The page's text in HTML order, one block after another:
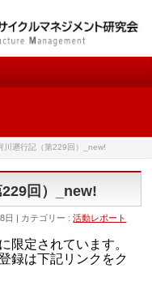
川遡行記（第229回）_new!
229回）_new!
日 カテゴリー :活動レポート
限定されています。
録は下記リンクをク